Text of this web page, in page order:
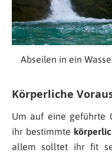
Abseilen in ein
Körperliche
Um auf eine geführte
ihr bestimmte
allem solltet ihr fit